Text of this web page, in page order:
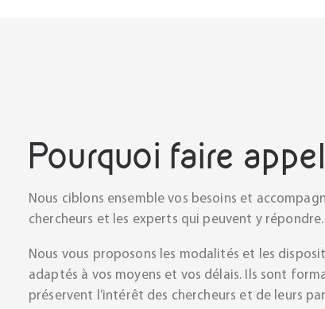
Pourquoi faire
Nous ciblons ensemble vos besoins et
chercheurs et les experts qui peuvent y répondre.
Nous vous proposons les modalités et les
adaptés à vos moyens et vos délais. Ils sont
préservent l’intérêt des chercheurs et de leurs